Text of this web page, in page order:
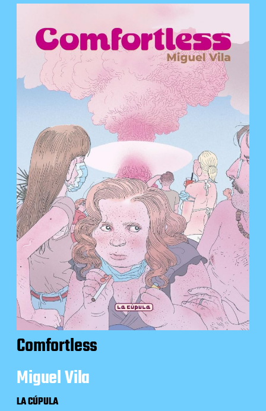
Comfortless
Miguel Vila
LA CÚPULA